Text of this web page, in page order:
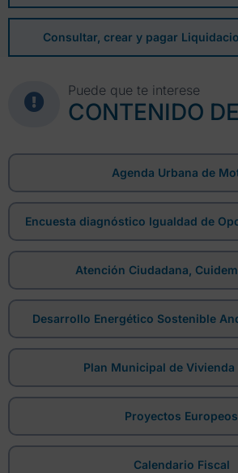
Consultar, crear y pagar
Puede que te interese
CONTENIDO
Agenda Urbana de
Encuesta diagnóstico Igualdad de
Atención Ciudadana,
Desarrollo Energético Sostenible
Plan Municipal de Vivienda
Proyectos Europeos
Calendario Fiscal